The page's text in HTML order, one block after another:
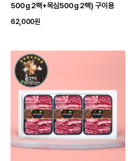
500g 2팩+목심500g 2팩) 구이용
62,000원